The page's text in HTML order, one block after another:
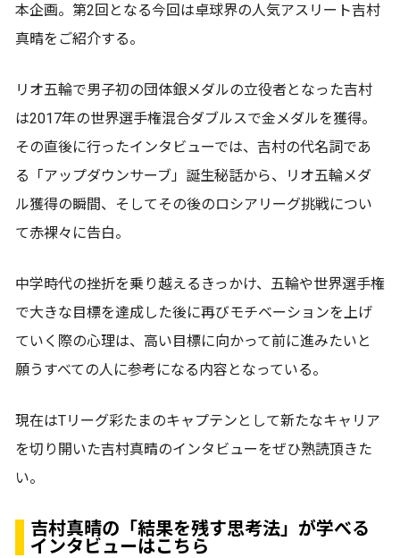
本企画。第2回となる今回は卓球界の人気アスリート吉村
真晴をご紹介する。
リオ五輪で男子初の団体銀メダルの立役者となった吉村
は2017年の世界選手権混合ダブルスで金メダルを獲得。
その直後に行ったインタビューでは、吉村の代名詞であ
る「アップダウンサーブ」誕生秘話から、リオ五輪メダ
ル獲得の瞬間、そしてその後のロシアリーグ挑戦につい
て赤裸々に告白。
中学時代の挫折を乗り越えるきっかけ、五輪や世界選手権
で大きな目標を達成した後に再びモチベーションを上げ
ていく際の心理は、高い目標に向かって前に進みたいと
願うすべての人に参考になる内容となっている。
現在はTリーグ彩たまのキャプテンとして新たなキャリア
を切り開いた吉村真晴のインタビューをぜひ熟読頂きた
い。
吉村真晴の「結果を残す思考法」が学べる
インタビューはこちら